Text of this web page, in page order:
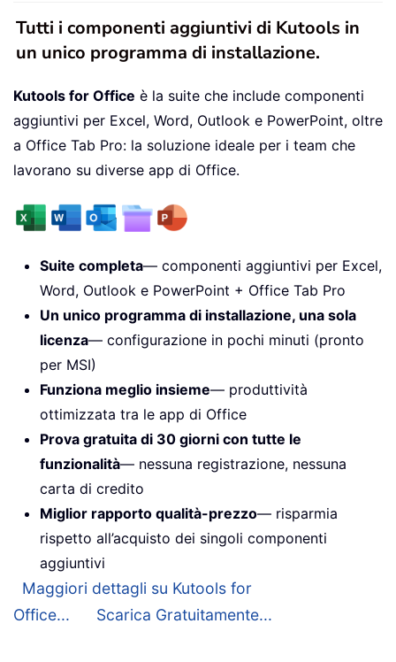
Tutti i componenti aggiuntivi di Kutools in
un unico programma di installazione.
Kutools for Office è la suite che include componenti
aggiuntivi per Excel, Word, Outlook e PowerPoint, oltre
a Office Tab Pro: la soluzione ideale per i team che
lavorano su diverse app di Office.
Suite completa— componenti aggiuntivi per Excel,
Word, Outlook e PowerPoint + Office Tab Pro
Un unico programma di installazione, una sola
licenza— configurazione in pochi minuti (pronto
per MSI)
Funziona meglio insieme— produttività
ottimizzata tra le app di Office
Prova gratuita di 30 giorni con tutte le
funzionalità— nessuna registrazione, nessuna
carta di credito
Miglior rapporto qualità-prezzo— risparmia
rispetto all’acquisto dei singoli componenti
aggiuntivi
Maggiori dettagli su Kutools for
Office...
Scarica Gratuitamente...